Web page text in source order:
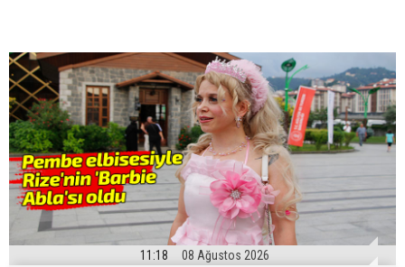
11:18 08 Ağustos 2026